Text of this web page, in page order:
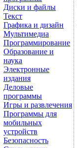
Диски и файлы
Текст
Графика и дизайн
Мультимедиа
Программирование
Образование и
наука
Электронные
издания
Деловые
программы
Игры и развлечения
Программы для
мобильных
устройств
Безопасность